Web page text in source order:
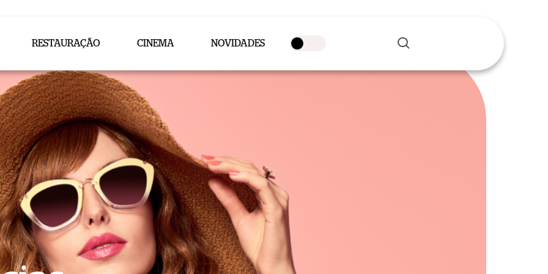
RESTAURAÇÃO CINEMA NOVIDADES